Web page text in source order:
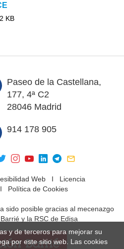
KB
Paseo de la Castellana,
177, 4ª C2
28046 Madrid
914 178 905
WebI Licencia
Política de Cookies
sido posible gracias al mecenazgo
y la RSC de Edisa
y de terceros para mejorar su
por este sitio web. Las cookies